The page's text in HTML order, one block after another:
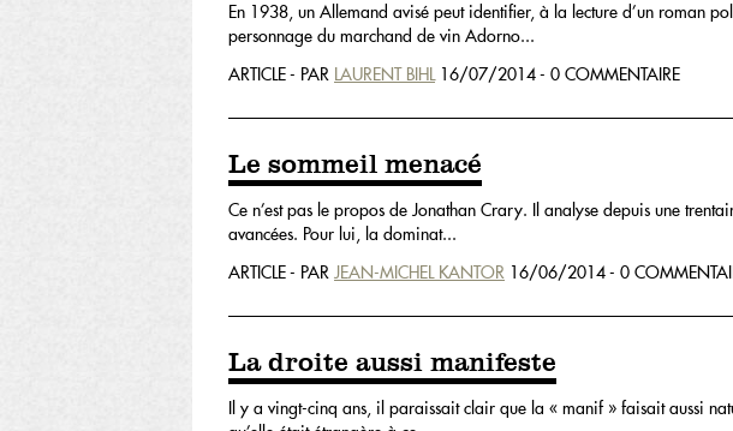
En 1938, un Allemand avisé peut identifier, à la lecture d’un roman
personnage du marchand de vin Adorno...
ARTICLE - PAR LAURENT BIHL16/07/2014 - 0 COMMENTAIRE
Le sommeil menacé
Ce n’est pas le propos de Jonathan Crary. Il analyse depuis une
avancées. Pour lui, la dominat...
ARTICLE - PAR JEAN-MICHEL KANTOR 16/06/2014 - 0
La droite aussi manifeste
Il y a vingt-cinq ans, il paraissait clair que la « manif » faisait aussi